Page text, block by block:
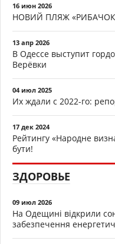
16 июн 2026
НОВИЙ ПЛЯЖ
13 апр 2026
В Одессе выступит
Верёвки
04 июл 2025
Их ждали с 2022-го:
17 дек 2024
Рейтингу «Народне
бути!
ЗДОРОВЬЕ
09 июл 2026
На Одещині відкрили
забезпечення